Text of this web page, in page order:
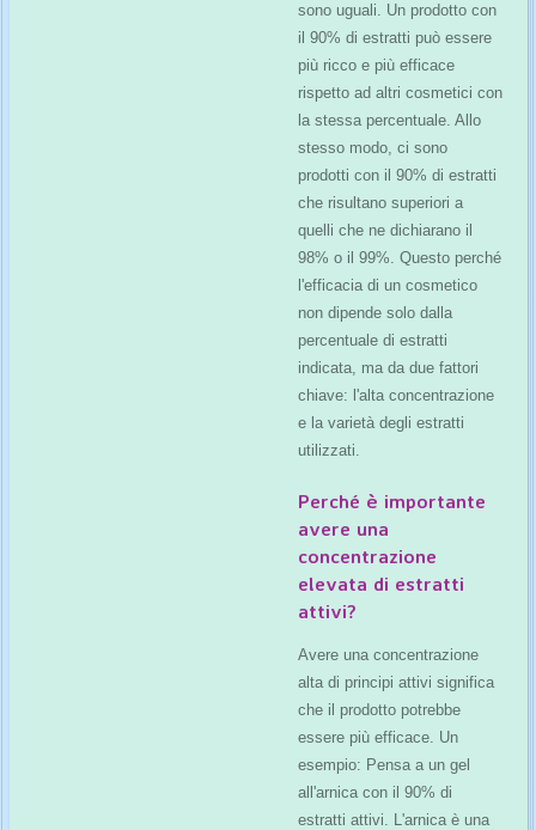
sono uguali. Un prodotto con
il 90% di estratti può essere
più ricco e più efficace
rispetto ad altri cosmetici con
la stessa percentuale. Allo
stesso modo, ci sono
prodotti con il 90% di estratti
che risultano superiori a
quelli che ne dichiarano il
98% o il 99%. Questo perché
l'efficacia di un cosmetico
non dipende solo dalla
percentuale di estratti
indicata, ma da due fattori
chiave: l'alta concentrazione
e la varietà degli estratti
utilizzati.
Perché è importante
avere una
concentrazione
elevata di estratti
attivi?
Avere una concentrazione
alta di principi attivi significa
che il prodotto potrebbe
essere più efficace. Un
esempio: Pensa a un gel
all'arnica con il 90% di
estratti attivi . L'arnica è una